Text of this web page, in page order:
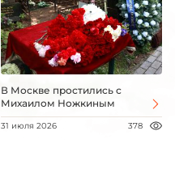
В Москве простились с
Михаилом Ножкиным
31 июля 2026 378